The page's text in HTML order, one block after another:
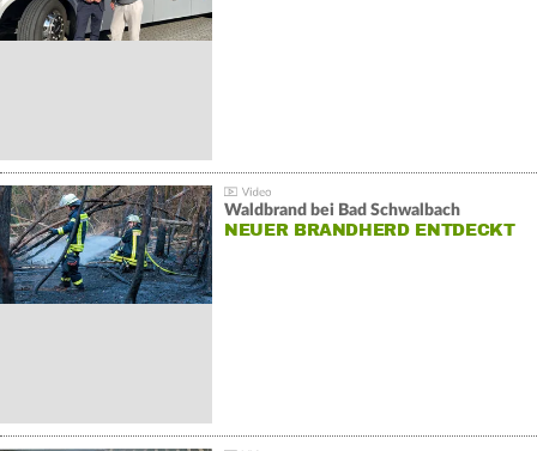
Waldbrand bei Bad Schwalbach
NEUER BRANDHERD ENTDECKT